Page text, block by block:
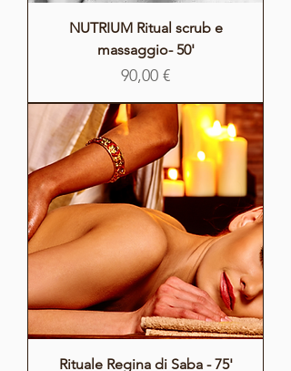
NUTRIUM Ritual scrub e
massaggio- 50'
Prezzo
90,00 €
Rituale Regina di Saba - 75'